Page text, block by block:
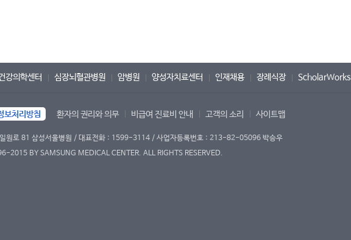
강의학센터 심장뇌혈관병원 암병원 양성자치료센터 인재채용 장례식장 ScholarWorks
보처리방침 환자의 권리와 의무 비급여 진료비 안내 고객의 소리 사이트맵
일원로 81 삼성서울병원 / 대표전화 : 1599-3114 / 사업자등록번호 : 213-82-05096 박승우
2015 BY SAMSUNG MEDICAL CENTER. ALL RIGHTS RESERVED.